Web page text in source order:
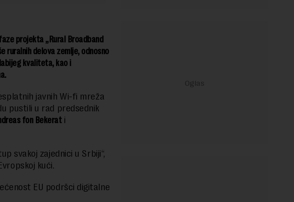
projekta „Rural Broadband
ruralnih delova zemlje, odnosno
kvaliteta, kao i
javnih Wi-fi mreža
pustili u rad predsednik
fon Bekerati
svakoj zajednici u Srbiji“,
kući.
EU podršci digitalne